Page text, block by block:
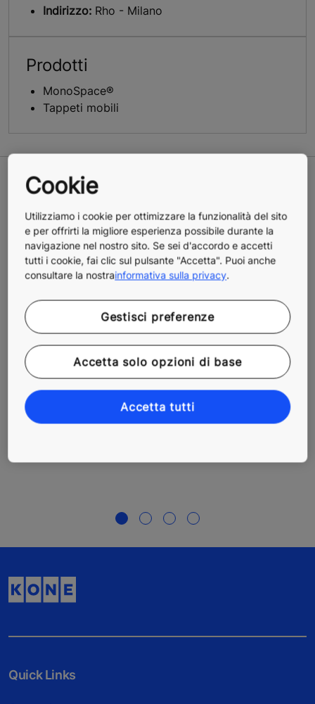
Indirizzo: Rho - Milano
Prodotti
MonoSpace®
Tappeti mobili
Quick Links
Cookie
Utilizziamo i cookie per ottimizzare la funzionalità del sito
e per offrirti la migliore esperienza possibile durante la
navigazione nel nostro sito. Se sei d'accordo e accetti
tutti i cookie, fai clic sul pulsante "Accetta". Puoi anche
consultare la nostrainformativa sulla privacy.
Gestisci preferenze
Accetta solo opzioni di base
Accetta tutti